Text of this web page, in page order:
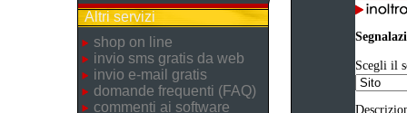
Altri servizi
shop on line
invio sms gratis da web
invio e-mail gratis
domande frequenti (FAQ)
commenti ai software
Scegli il